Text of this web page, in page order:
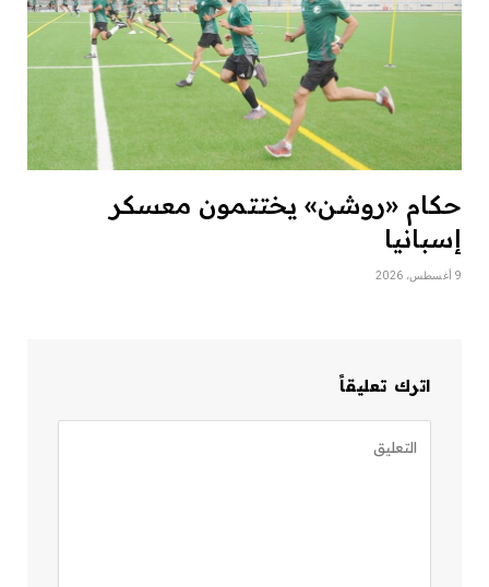
حكام «روشن» يختتمون معسكر
إسبانيا
9 أغسطس، 2026
اترك تعليقاً